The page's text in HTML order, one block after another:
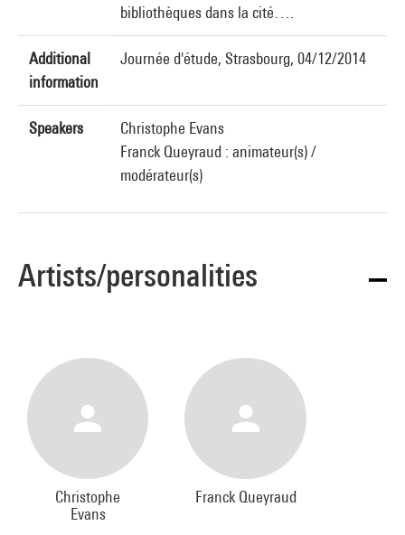
bibliothèques dans la cité….
Additional
information
Journée d'étude, Strasbourg, 04/12/2014
Speakers
Christophe Evans
Franck Queyraud : animateur(s) /
modérateur(s)
Artists/personalities
Christophe
Evans
Franck Queyraud